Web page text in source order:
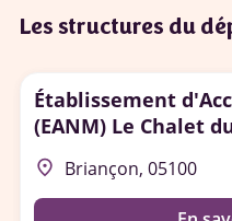
Les structures du
Établissement
(EANM) Le Chalet
place Briançon, 05100